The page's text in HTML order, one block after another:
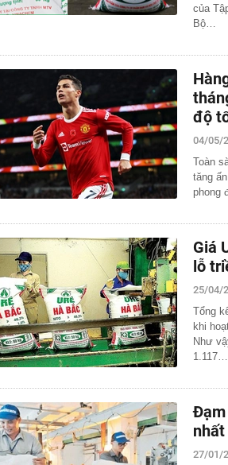
của
Bộ…
độ
04/05/
Toàn
tăng
phong
Giá
lỗ
25/04/
Tổng
khi
Như
1.117…
Đạm
27/01/